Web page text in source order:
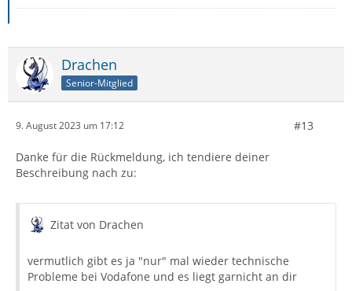
Drachen
Senior-Mitglied
9. August 2023 um 17:12 #13
Danke für die Rückmeldung, ich tendiere deiner
Beschreibung nach zu:
Zitat von Drachen
vermutlich gibt es ja "nur" mal wieder technische
Probleme bei Vodafone und es liegt garnicht an dir